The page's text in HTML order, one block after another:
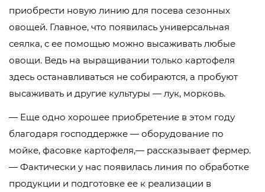
приобрести новую линию для посева сезонных
овощей. Главное, что появилась универсальная
сеялка, с ее помощью можно высаживать любые
овощи. Ведь на выращивании только картофеля
здесь останавливаться не собираются, а пробуют
высаживать и другие культуры — лук, морковь.
— Еще одно хорошее приобретение в этом году
благодаря господдержке — оборудование по
мойке, фасовке картофеля,— рассказывает фермер.
— Фактически у нас появилась линия по обработке
продукции и подготовке ее к реализации в